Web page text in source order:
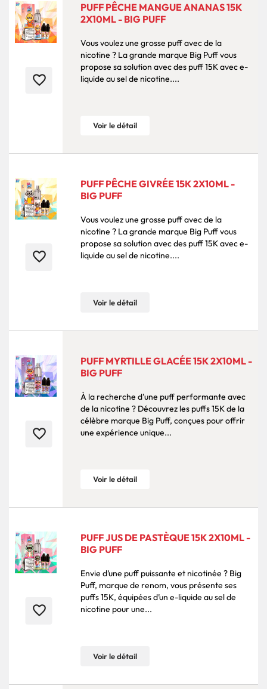
favorite_border
PUFF PÊCHE MANGUE ANANAS 15K
2X10ML - BIG PUFF
Vous voulez une grosse puff avec de la
nicotine ? La grande marque Big Puff vous
propose sa solution avec des puff 15K avec e-
liquide au sel de nicotine....
Voir le détail
favorite_border
PUFF PÊCHE GIVRÉE 15K 2X10ML -
BIG PUFF
Vous voulez une grosse puff avec de la
nicotine ? La grande marque Big Puff vous
propose sa solution avec des puff 15K avec e-
liquide au sel de nicotine....
Voir le détail
favorite_border
PUFF MYRTILLE GLACÉE 15K 2X10ML -
BIG PUFF
À la recherche d'une puff performante avec
de la nicotine ? Découvrez les puffs 15K de la
célèbre marque Big Puff, conçues pour offrir
une expérience unique...
Voir le détail
favorite_border
PUFF JUS DE PASTÈQUE 15K 2X10ML -
BIG PUFF
Envie d’une puff puissante et nicotinée ? Big
Puff, marque de renom, vous présente ses
puffs 15K, équipées d’un e-liquide au sel de
nicotine pour une...
Voir le détail